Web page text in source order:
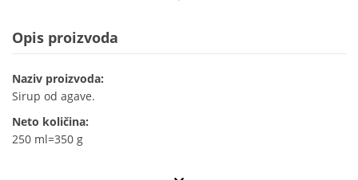
Opis proizvoda
Naziv proizvoda:
Sirup od agave.
Neto količina:
250 ml=350 g